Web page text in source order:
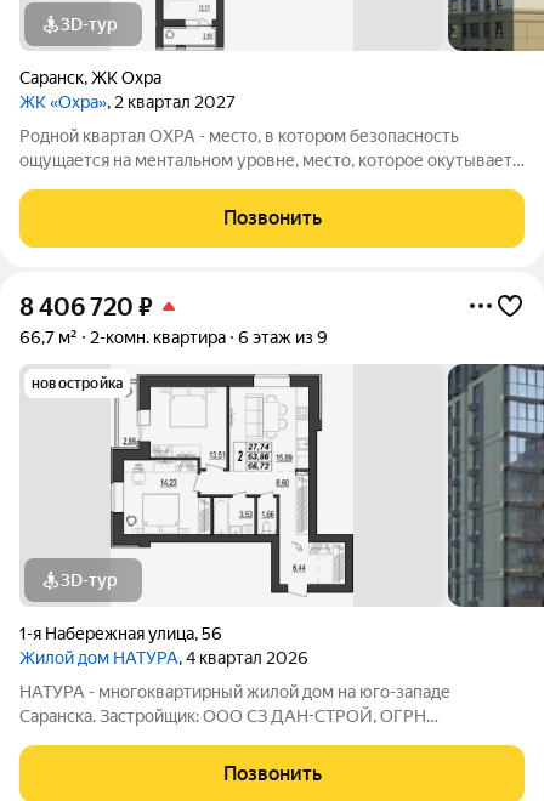
3D-тур
Саранск,ЖК Охра
ЖК «Охра», 2 квартал 2027
Родной квартал ОХРА - место, в котором безопасность
ощущается на ментальном уровне, место, которое окутывает
голоса из детства. Девятиэтажный кирпичный дом с
выразительной архитектурой, где
Позвонить
8 406 720 ₽
66,7 м² 2-комн. квартира 6 этаж из 9
новостройка
3D-тур
1-я Набережная улица,56
Жилой дом НАТУРА, 4 квартал 2026
НАТУРА - многоквартирный жилой дом на юго-западе
Саранска. Застройщик: ООО СЗ ДАН-СТРОЙ, ОГРН
дом 56 Застройщик выполняет следующий вид отделки:
полусухая стяжка, штукатурка, электроразводка по
Позвонить